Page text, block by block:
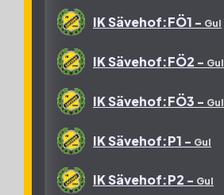
IK Sävehof:FÖ1 - Gul
IK Sävehof:FÖ2 - Gul
IK Sävehof:FÖ3 - Gul
IK Sävehof:P1 - Gul
IK Sävehof:P2 - Gul